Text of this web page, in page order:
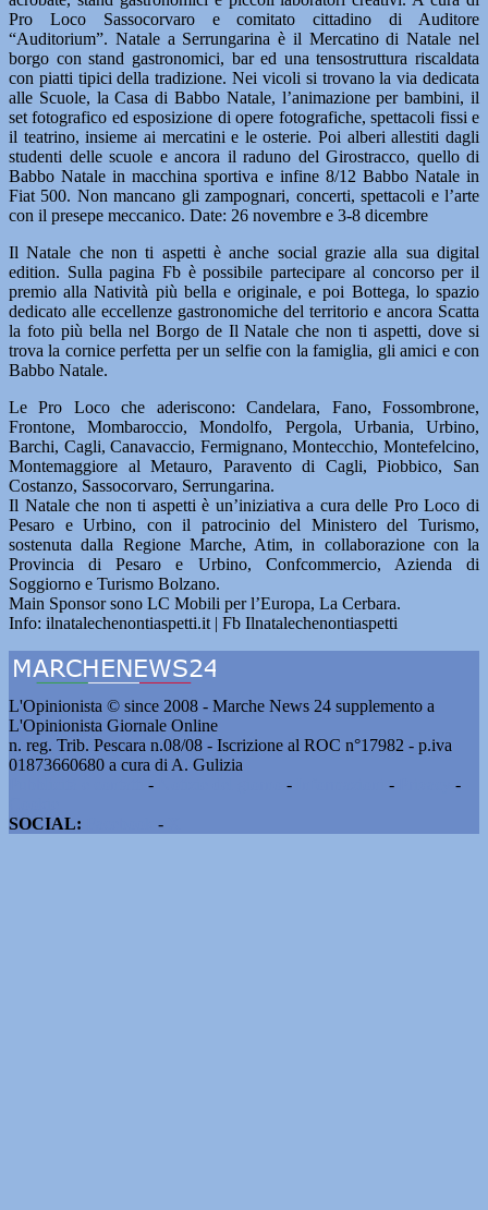
Pro Loco Sassocorvaro e comitato cittadino di Auditore
“Auditorium”. Natale a Serrungarina è il Mercatino di Natale nel
borgo con stand gastronomici, bar ed una tensostruttura riscaldata
con piatti tipici della tradizione. Nei vicoli si trovano la via dedicata
alle Scuole, la Casa di Babbo Natale, l’animazione per bambini, il
set fotografico ed esposizione di opere fotografiche, spettacoli fissi e
il teatrino, insieme ai mercatini e le osterie. Poi alberi allestiti dagli
studenti delle scuole e ancora il raduno del Girostracco, quello di
Babbo Natale in macchina sportiva e infine 8/12 Babbo Natale in
Fiat 500. Non mancano gli zampognari, concerti, spettacoli e l’arte
con il presepe meccanico. Date: 26 novembre e 3-8 dicembre
Il Natale che non ti aspetti è anche social grazie alla sua digital
edition. Sulla pagina Fb è possibile partecipare al concorso per il
premio alla Natività più bella e originale, e poi Bottega, lo spazio
dedicato alle eccellenze gastronomiche del territorio e ancora Scatta
la foto più bella nel Borgo de Il Natale che non ti aspetti, dove si
trova la cornice perfetta per un selfie con la famiglia, gli amici e con
Babbo Natale.
Le Pro Loco che aderiscono: Candelara, Fano, Fossombrone,
Frontone, Mombaroccio, Mondolfo, Pergola, Urbania, Urbino,
Barchi, Cagli, Canavaccio, Fermignano, Montecchio, Montefelcino,
Montemaggiore al Metauro, Paravento di Cagli, Piobbico, San
Costanzo, Sassocorvaro, Serrungarina.
Il Natale che non ti aspetti è un’iniziativa a cura delle Pro Loco di
Pesaro e Urbino, con il patrocinio del Ministero del Turismo,
sostenuta dalla Regione Marche, Atim, in collaborazione con la
Provincia di Pesaro e Urbino, Confcommercio, Azienda di
Soggiorno e Turismo Bolzano.
Main Sponsor sono LC Mobili per l’Europa, La Cerbara.
Info: ilnatalechenontiaspetti.it | Fb Ilnatalechenontiaspetti
L'Opinionista © since 2008 - Marche News 24 supplemento a
L'Opinionista Giornale Online
n. reg. Trib. Pescara n.08/08 - Iscrizione al ROC n°17982 - p.iva
01873660680 a cura di A. Gulizia
- - -
-
SOCIAL:
-